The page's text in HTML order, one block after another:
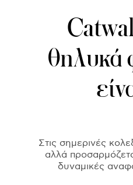
θηλυκά
Στις σημερινές
αλλά
δυναμικές